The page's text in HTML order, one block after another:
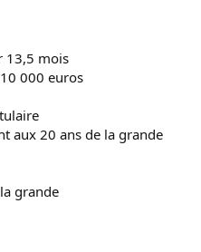
13,5 mois
000 euros
aux 20 ans de la grande
grande